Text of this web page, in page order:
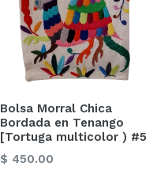
Bolsa Morral Chica
Bordada en Tenango
[Tortuga multicolor ) #5
Precio
$ 450.00